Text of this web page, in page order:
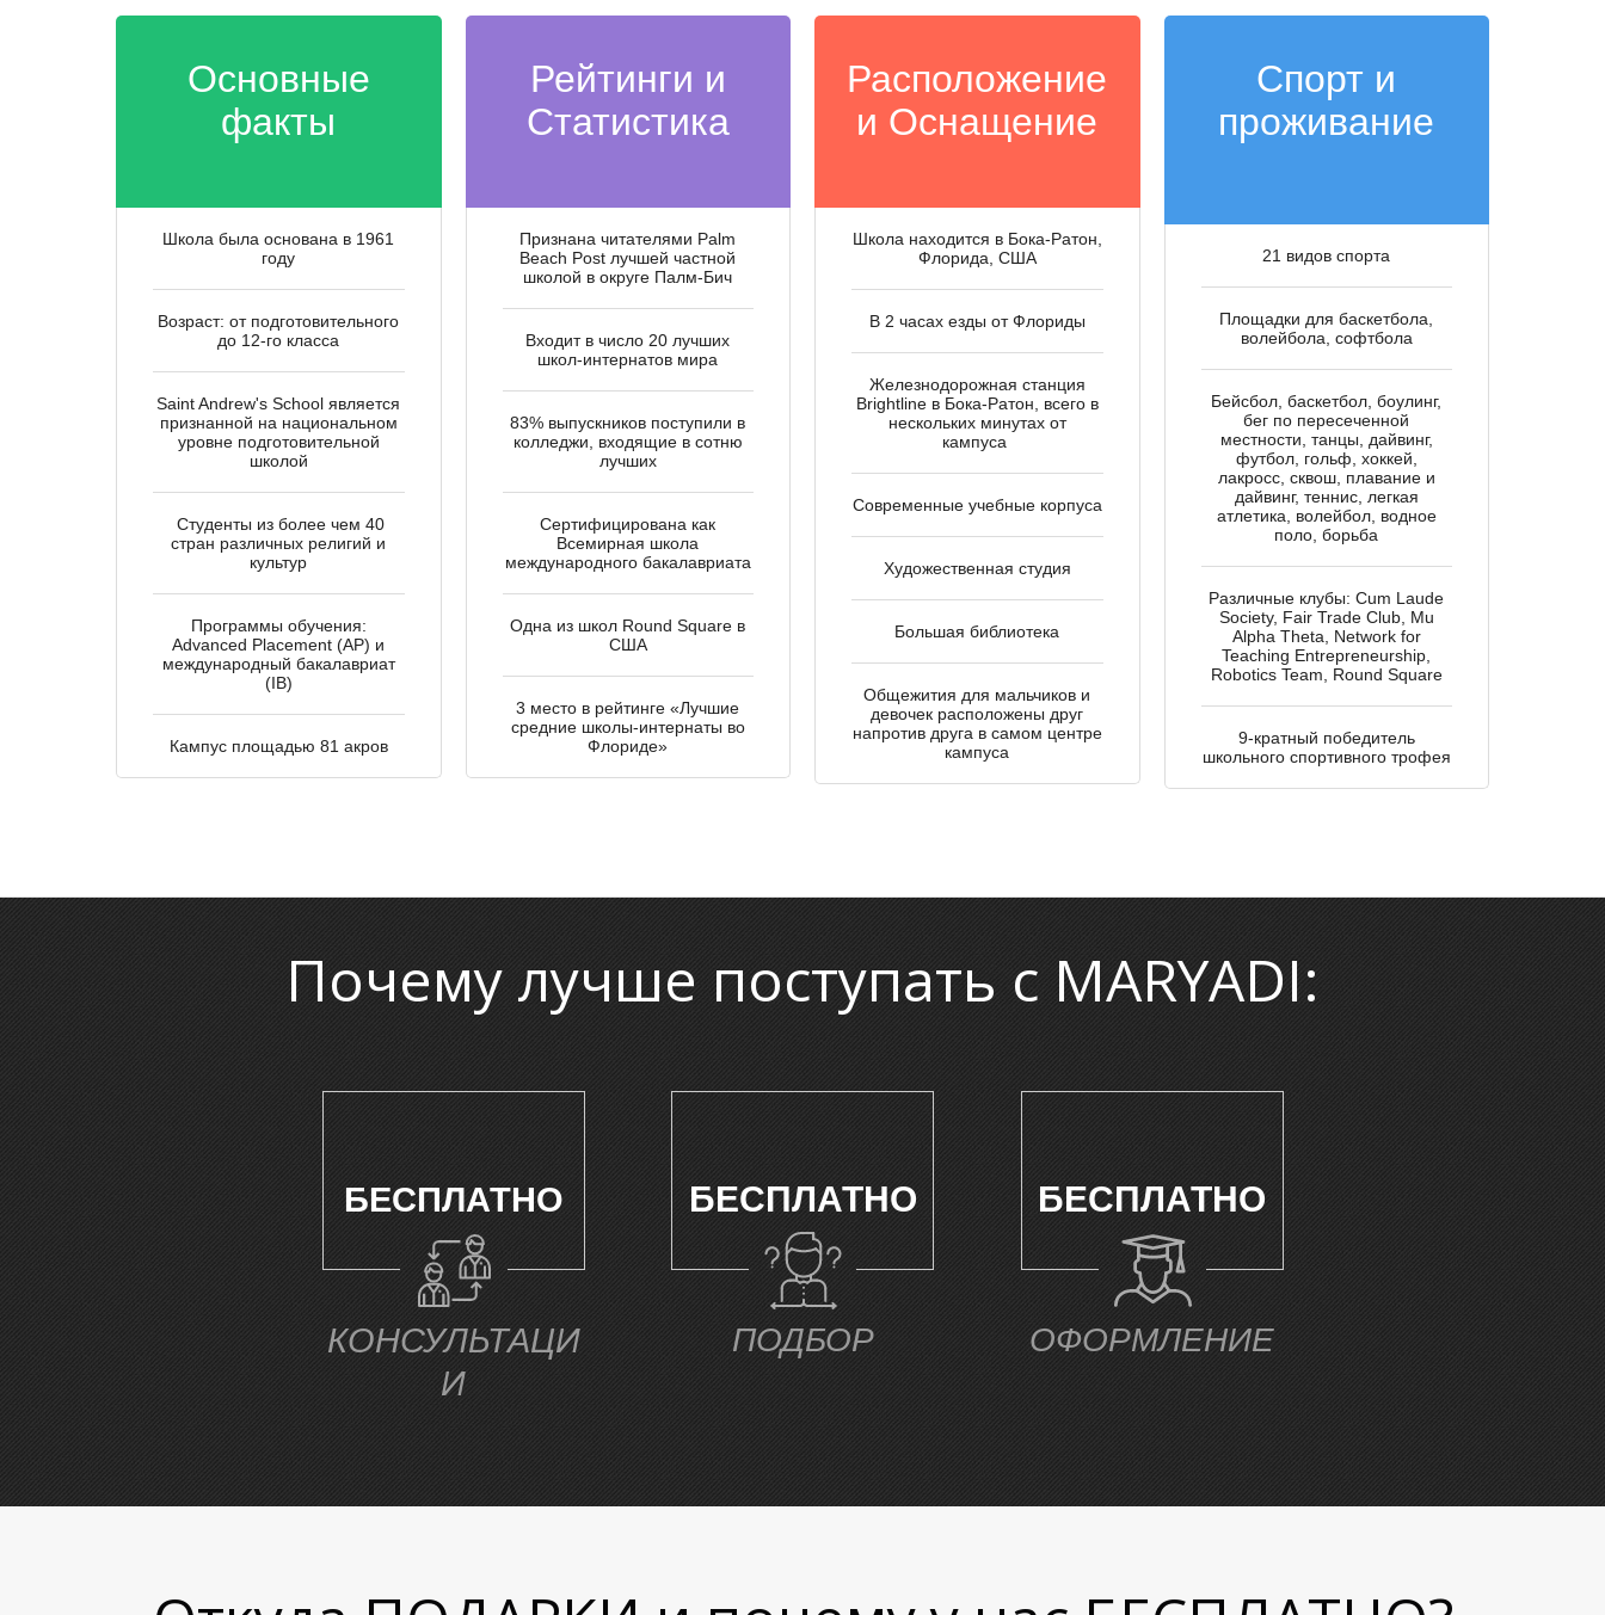
Основные
факты
Школа была основана в 1961
году
Возраст: от подготовительного
до 12-го класса
Saint Andrew's School является
признанной на национальном
уровне подготовительной
школой
Студенты из более чем 40
стран различных религий и
культур
Программы обучения:
Advanced Placement (AP) и
международный бакалавриат
(IB)
Кампус площадью 81 акров
Рейтинги и
Статистика
Признана читателями Palm
Beach Post лучшей частной
школой в округе Палм-Бич
Входит в число 20 лучших
школ-интернатов мира
83% выпускников поступили в
колледжи, входящие в сотню
лучших
Сертифицирована как
Всемирная школа
международного бакалавриата
Одна из школ Round Square в
США
3 место в рейтинге «Лучшие
средние школы-интернаты во
Флориде»
Расположение
и Оснащение
Школа находится в Бока-Ратон,
Флорида, США
В 2 часах езды от Флориды
Железнодорожная станция
Brightline в Бока-Ратон, всего в
нескольких минутах от
кампуса
Современные учебные корпуса
Художественная студия
Большая библиотека
Общежития для мальчиков и
девочек расположены друг
напротив друга в самом центре
кампуса
Спорт и
проживание
21 видов спорта
Площадки для баскетбола,
волейбола, софтбола
Бейсбол, баскетбол, боулинг,
бег по пересеченной
местности, танцы, дайвинг,
футбол, гольф, хоккей,
лакросс, сквош, плавание и
дайвинг, теннис, легкая
атлетика, волейбол, водное
поло, борьба
Различные клубы: Cum Laude
Society, Fair Trade Club, Mu
Alpha Theta, Network for
Teaching Entrepreneurship,
Robotics Team, Round Square
9-кратный победитель
школьного спортивного трофея
Почему лучше поступать с MARYADI:
БЕСПЛАТНО
КОНСУЛЬТАЦИ
И
БЕСПЛАТНО
ПОДБОР
БЕСПЛАТНО
ОФОРМЛЕНИЕ